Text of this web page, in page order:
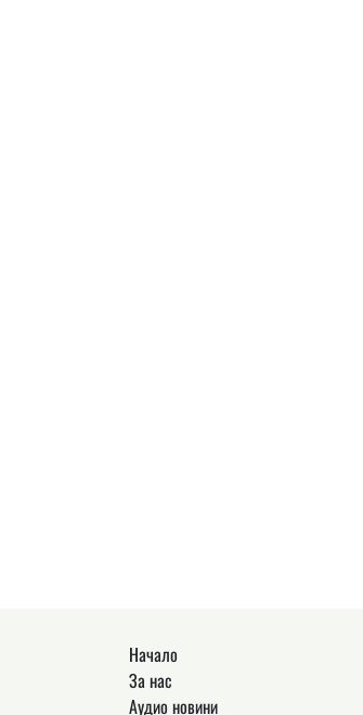
Начало
За нас
Аудио новини